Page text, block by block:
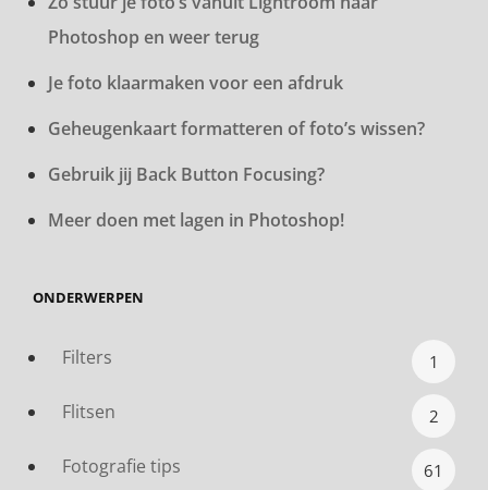
Photoshop en weer terug
Je foto klaarmaken voor een afdruk
Geheugenkaart formatteren of foto’s wissen?
Gebruik jij Back Button Focusing?
Meer doen met lagen in Photoshop!
ONDERWERPEN
Filters 1
Flitsen 2
Fotografie tips 61